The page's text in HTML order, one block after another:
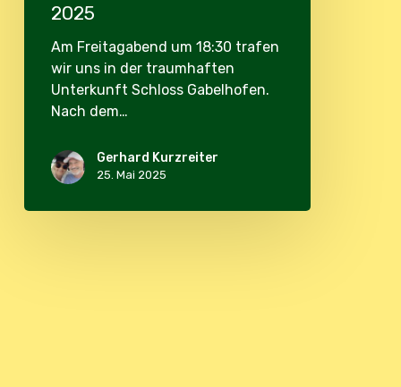
2025
Am Freitagabend um 18:30 trafen
wir uns in der traumhaften
Unterkunft Schloss Gabelhofen.
Nach dem…
Gerhard Kurzreiter
25. Mai 2025